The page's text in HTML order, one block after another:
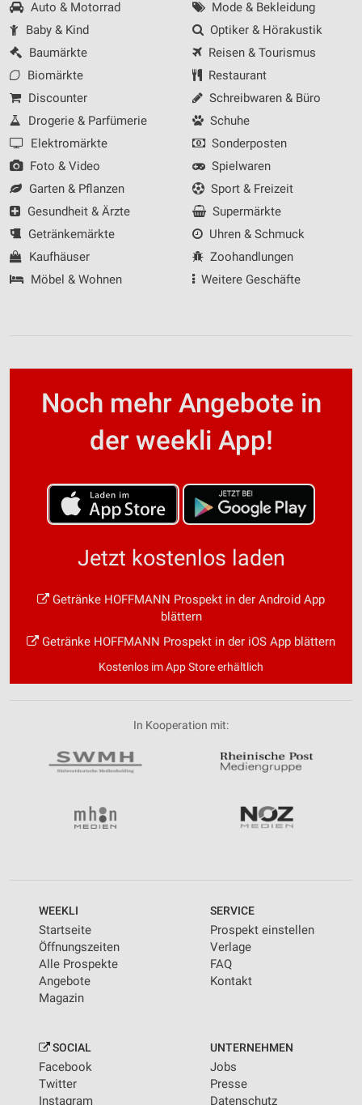
Auto & Motorrad
Baby & Kind
Baumärkte
Biomärkte
Discounter
Drogerie & Parfümerie
Elektromärkte
Foto & Video
Garten & Pflanzen
Gesundheit & Ärzte
Getränkemärkte
Kaufhäuser
Möbel & Wohnen
Mode & Bekleidung
Optiker & Hörakustik
Reisen & Tourismus
Restaurant
Schreibwaren & Büro
Schuhe
Sonderposten
Spielwaren
Sport & Freizeit
Supermärkte
Uhren & Schmuck
Zoohandlungen
Weitere Geschäfte
Noch mehr Angebote in
der weekli App!
Jetzt kostenlos laden
Getränke HOFFMANN Prospekt in der Android App
blättern
Getränke HOFFMANN Prospekt in der iOS App blättern
Kostenlos im App Store erhältlich
In Kooperation mit:
WEEKLI
Startseite
Öffnungszeiten
Alle Prospekte
Angebote
Magazin
SERVICE
Prospekt einstellen
Verlage
FAQ
Kontakt
SOCIAL
Facebook
Twitter
Instagram
UNTERNEHMEN
Jobs
Presse
Datenschutz